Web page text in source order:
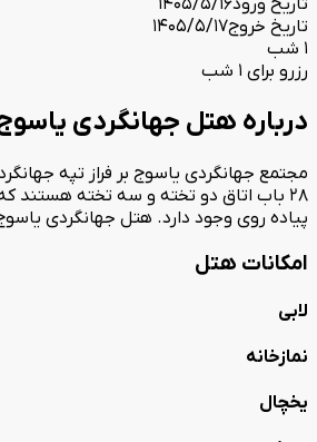
تاریخ ورود1405/5/16
تاریخ خروج1405/5/17
1 شب
رزرو برای 1 شب
درباره هتل جهانگردی
28 باب اتاق دو تخته و سه تخته
پیاده روی وجود دارد. هتل جهانگردی
امکانات هتل
لابی
نمازخانه
یخچال